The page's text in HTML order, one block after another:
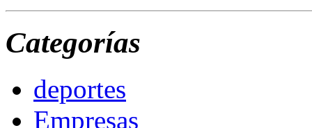
Categorías
deportes
Empresas